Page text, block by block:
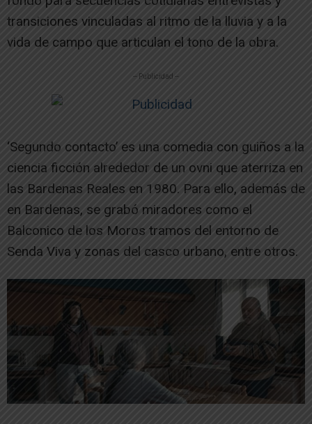
transiciones vinculadas al ritmo de la lluvia y a la
vida de campo que articulan el tono de la obra.
-- Publicidad --
‘Segundo contacto’ es una comedia con guiños a la
ciencia ficción alrededor de un ovni que aterriza en
las Bardenas Reales en 1980. Para ello, además de
en Bardenas, se grabó miradores como el
Balconico de los Moros tramos del entorno de
Senda Viva y zonas del casco urbano, entre otros.